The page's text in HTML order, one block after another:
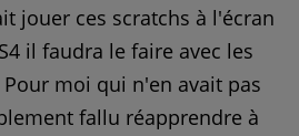
jouer ces scratchs à l'écran
il faudra le faire avec les
moi qui n'en avait pas
fallu réapprendre à